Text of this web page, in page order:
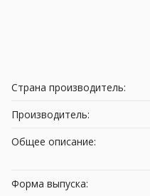
Страна производитель:
Производитель:
Общее описание:
Форма выпуска: